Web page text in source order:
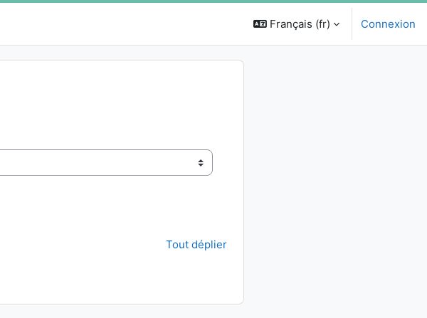
Français ‎(fr)‎ Connexion
Tout déplier